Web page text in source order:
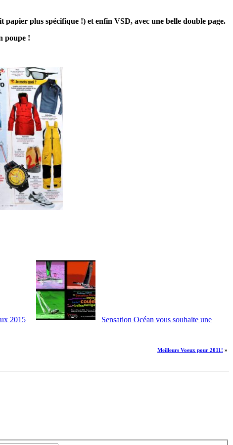
plus spécifique !) et enfin VSD, avec une belle double page.
poupe !
2015
Sensation Océan vous souhaite une
Meilleurs Voeux pour 2011! »